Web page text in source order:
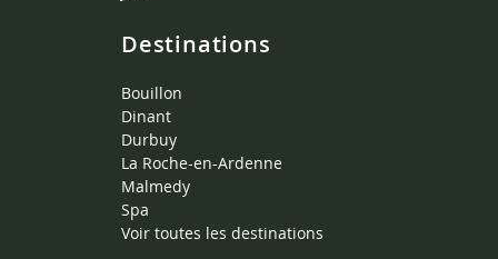
Destinations
Bouillon
Dinant
Durbuy
La Roche-en-Ardenne
Malmedy
Spa
Voir toutes les destinations